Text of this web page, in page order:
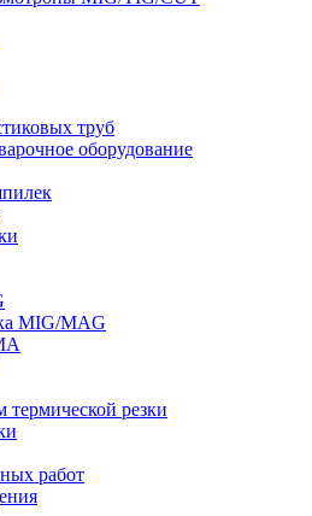
труб
оборудование
MIG/MAG
резки
работ